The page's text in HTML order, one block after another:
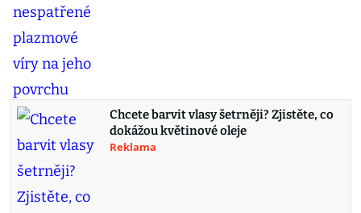
Chcete barvit vlasy šetrněji? Zjistěte, co
dokážou květinové oleje
Reklama